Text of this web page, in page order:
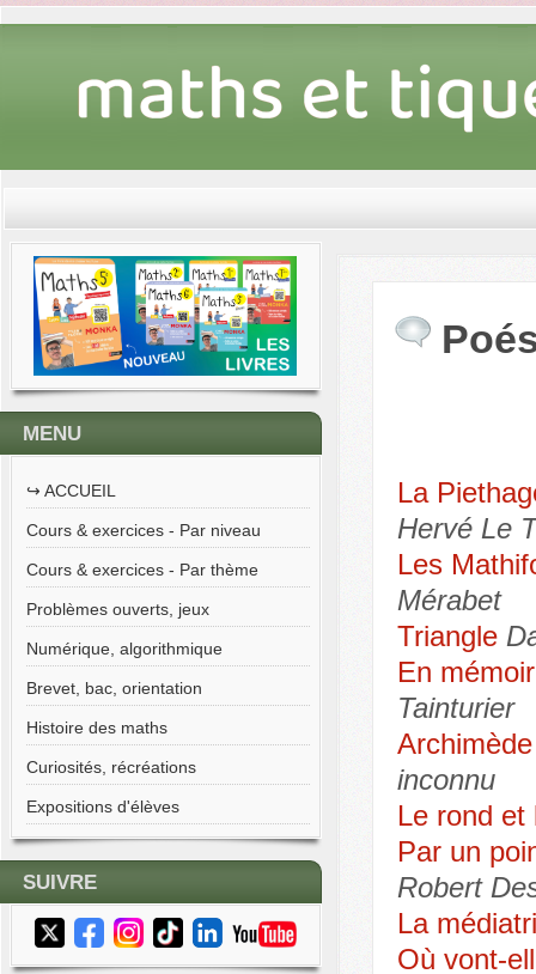
MENU
↪︎ ACCUEIL
Cours & exercices - Par niveau
Cours & exercices - Par thème
Problèmes ouverts, jeux
Numérique, algorithmique
Brevet, bac, orientation
Histoire des maths
Curiosités, récréations
Expositions d'élèves
SUIVRE
La
Hervé Le
Les
Mérabet
Triangle
En
Tainturier
inconnu
Le rond et
Par un
Robert
La
Où vont-